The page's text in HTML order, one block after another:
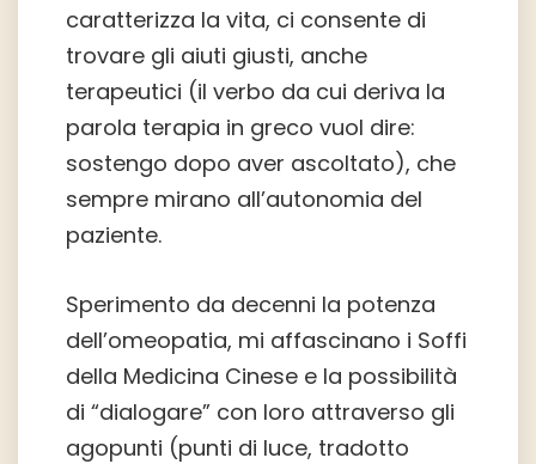
caratterizza la vita, ci consente di
trovare gli aiuti giusti, anche
terapeutici (il verbo da cui deriva la
parola terapia in greco vuol dire:
sostengo dopo aver ascoltato), che
sempre mirano all’autonomia del
paziente.
Sperimento da decenni la potenza
dell’omeopatia, mi affascinano i Soffi
della Medicina Cinese e la possibilità
di “dialogare” con loro attraverso gli
agopunti (punti di luce, tradotto